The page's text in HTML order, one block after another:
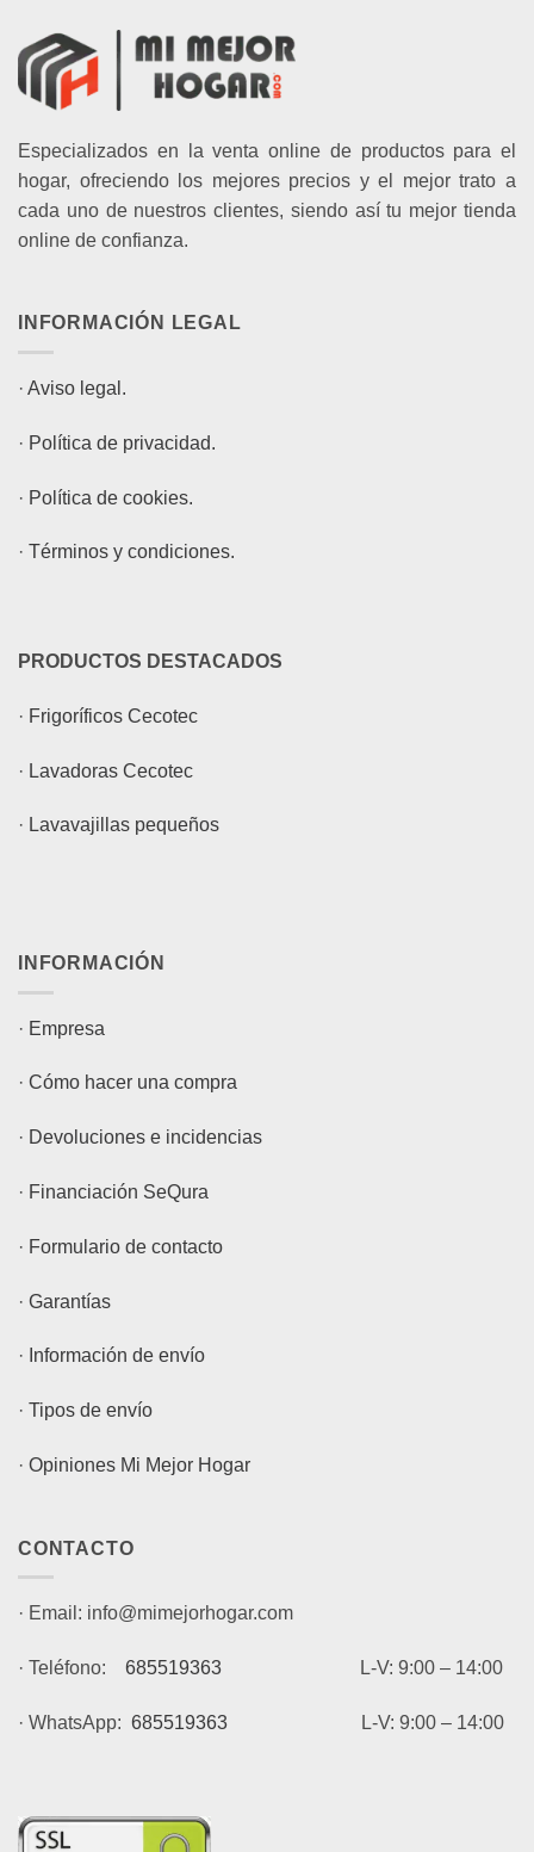
Especializados en la venta online de productos para el
hogar, ofreciendo los mejores precios y el mejor trato a
cada uno de nuestros clientes, siendo así tu mejor tienda
online de confianza.
INFORMACIÓN LEGAL
· Aviso legal.
· Política de privacidad.
· Política de cookies.
· Términos y condiciones.
PRODUCTOS DESTACADOS
· Frigoríficos Cecotec
· Lavadoras Cecotec
· Lavavajillas pequeños
INFORMACIÓN
· Empresa
· Cómo hacer una compra
· Devoluciones e incidencias
· Financiación SeQura
· Formulario de contacto
· Garantías
· Información de envío
· Tipos de envío
· Opiniones Mi Mejor Hogar
CONTACTO
· Email: info@mimejorhogar.com
· Teléfono: 685519363 L-V: 9:00 – 14:00
· WhatsApp: 685519363 L-V: 9:00 – 14:00